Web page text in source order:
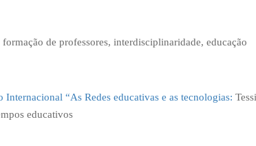
de professores, interdisciplinaridade, educação
Internacional “As Redes educativas e as tecnologias:
educativos